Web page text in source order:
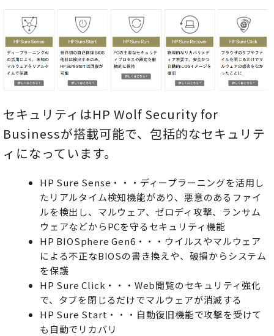
セキュリティはHP Wolf Security for
Businessが搭載可能で、包括的なセキュリテ
ィになっています。
HP Sure Sense・・・ディープラーニングを活用し
たリアルタイム検知機能があり、悪意のあるファイ
ルを検出し、マルウェア、ゼロディ攻撃、ランサム
ウェアなどからPCを守るセキュリティ機能
HP BIOSphere Gen6・・・ウイルスやマルウェア
による不正なBIOSの書き換えや、破損からシステム
を保護
HP Sure Click・・・Web閲覧のセキュリティ強化
で、タブを閉じるだけでマルウェアが消滅する
HP Sure Start・・・自動復旧機能で攻撃を受けて
も自動でリカバリ